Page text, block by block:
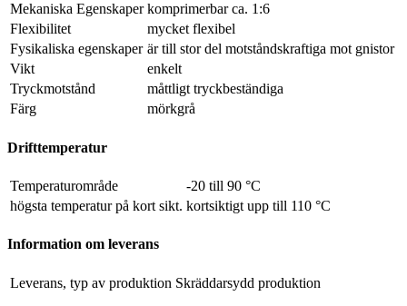
Mekaniska Egenskaper komprimerbar ca. 1:6
Flexibilitet
mycket flexibel
Fysikaliska egenskaper är till stor del motståndskraftiga mot gnistor
Vikt
enkelt
Tryckmotstånd
måttligt tryckbeständiga
Färg
mörkgrå
Drifttemperatur
Temperaturområde
-20 till 90 °C
högsta temperatur på kort sikt. kortsiktigt upp till 110 °C
Information om leverans
Leverans, typ av produktion Skräddarsydd produktion